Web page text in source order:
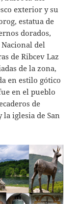
exterior y su
estatua de
dorados,
del
de Ribcev Laz
de la zona,
en estilo gótico
en el pueblo
de
iglesia de San